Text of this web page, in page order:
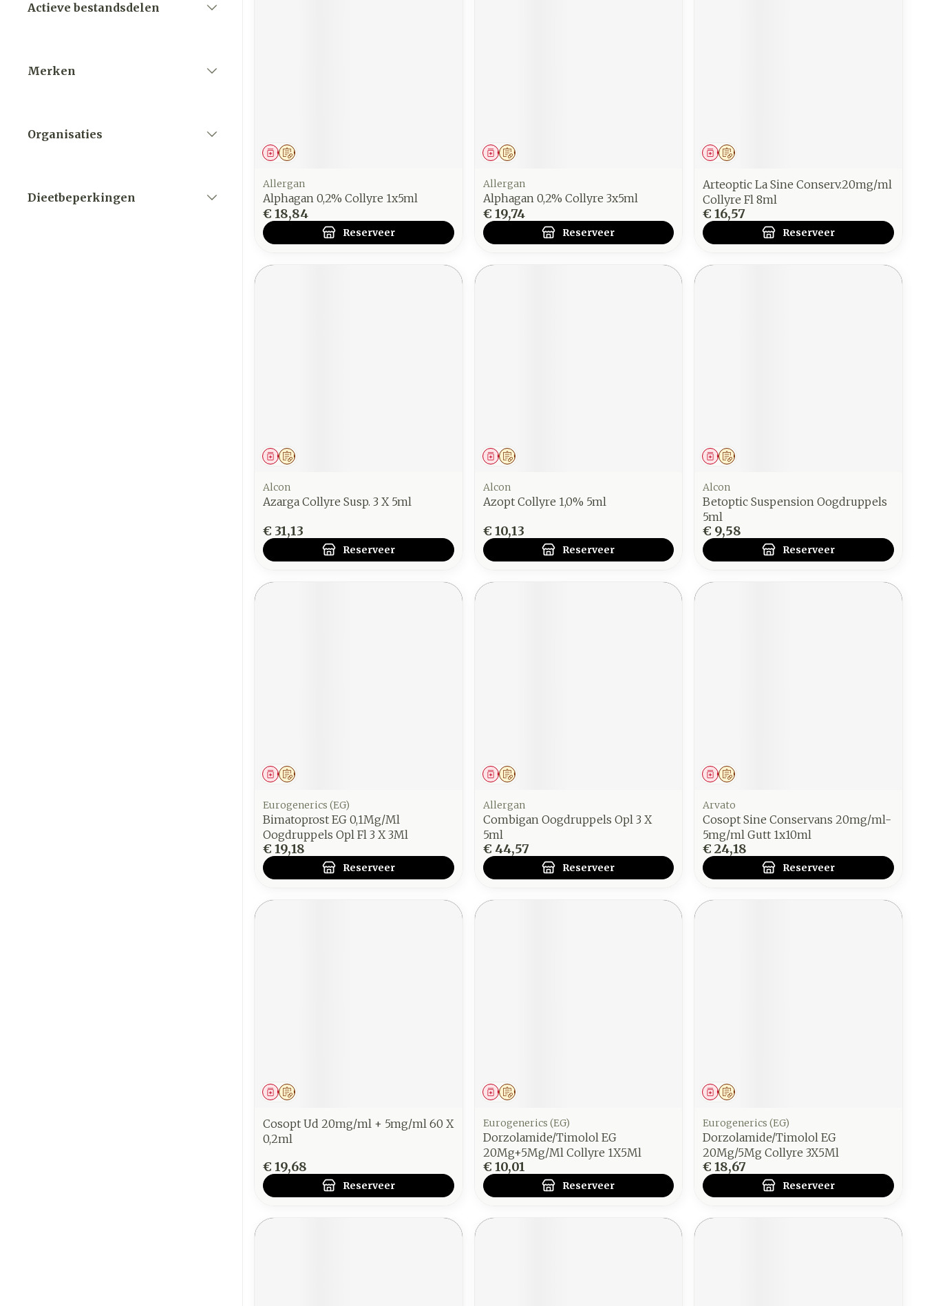
Actieve bestandsdelen
Merken
Organisaties
Dieetbeperkingen
Op voorschrift
Geneesmiddel
Allergan
Alphagan 0,2% Collyre 1x5ml
€ 18,84
Reserveer
Op voorschrift
Geneesmiddel
Allergan
Alphagan 0,2% Collyre 3x5ml
€ 19,74
Reserveer
Op voorschrift
Geneesmiddel
Arteoptic La Sine Conserv.20mg/ml
Collyre Fl 8ml
€ 16,57
Reserveer
Op voorschrift
Geneesmiddel
Alcon
Azarga Collyre Susp. 3 X 5ml
€ 31,13
Reserveer
Op voorschrift
Geneesmiddel
Alcon
Azopt Collyre 1,0% 5ml
€ 10,13
Reserveer
Op voorschrift
Geneesmiddel
Alcon
Betoptic Suspension Oogdruppels
5ml
€ 9,58
Reserveer
Op voorschrift
Geneesmiddel
Eurogenerics (EG)
Bimatoprost EG 0,1Mg/Ml
Oogdruppels Opl Fl 3 X 3Ml
€ 19,18
Reserveer
Op voorschrift
Geneesmiddel
Allergan
Combigan Oogdruppels Opl 3 X
5ml
€ 44,57
Reserveer
Op voorschrift
Geneesmiddel
Arvato
Cosopt Sine Conservans 20mg/ml-
5mg/ml Gutt 1x10ml
€ 24,18
Reserveer
Op voorschrift
Geneesmiddel
Cosopt Ud 20mg/ml + 5mg/ml 60 X
0,2ml
€ 19,68
Reserveer
Op voorschrift
Geneesmiddel
Eurogenerics (EG)
Dorzolamide/Timolol EG
20Mg+5Mg/Ml Collyre 1X5Ml
€ 10,01
Reserveer
Op voorschrift
Geneesmiddel
Eurogenerics (EG)
Dorzolamide/Timolol EG
20Mg/5Mg Collyre 3X5Ml
€ 18,67
Reserveer